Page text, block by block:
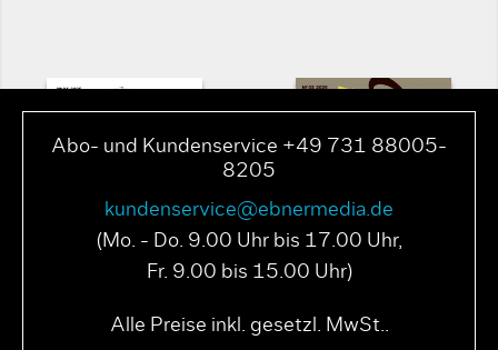
Abo- und Kundenservice +49 731 88005-
8205
kundenservice@ebnermedia.de
(Mo. - Do. 9.00 Uhr bis 17.00 Uhr,
Fr. 9.00 bis 15.00 Uhr)
Alle Preise inkl. gesetzl. MwSt..